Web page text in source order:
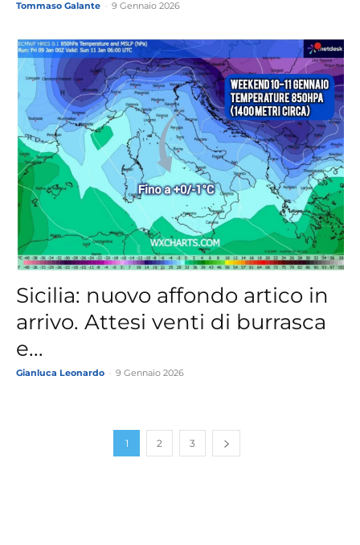
Tommaso Galante 9 Gennaio 2026
Sicilia: nuovo affondo artico in
arrivo. Attesi venti di burrasca
e...
Gianluca Leonardo 9 Gennaio 2026
1 2 3